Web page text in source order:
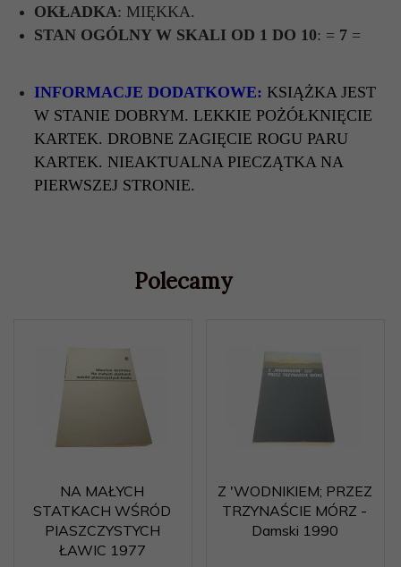
OKŁADKA: MIĘKKA.
STAN OGÓLNY W SKALI OD 1 DO 10: = 7 =
INFORMACJE DODATKOWE: KSIĄŻKA JEST
W STANIE DOBRYM. LEKKIE POŻÓŁKNIĘCIE
KARTEK. DROBNE ZAGIĘCIE ROGU PARU
KARTEK. NIEAKTUALNA PIECZĄTKA NA
PIERWSZEJ STRONIE.
Polecamy
NA MAŁYCH
STATKACH WŚRÓD
PIASZCZYSTYCH
ŁAWIC 1977
Z 'WODNIKIEM; PRZEZ
TRZYNAŚCIE MÓRZ -
Damski 1990